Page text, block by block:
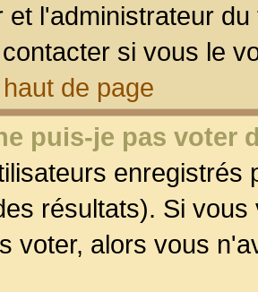
et l'administrateur
si vous le
de page
puis-je pas voter
enregistrés
résultats). Si
voter, alors vous